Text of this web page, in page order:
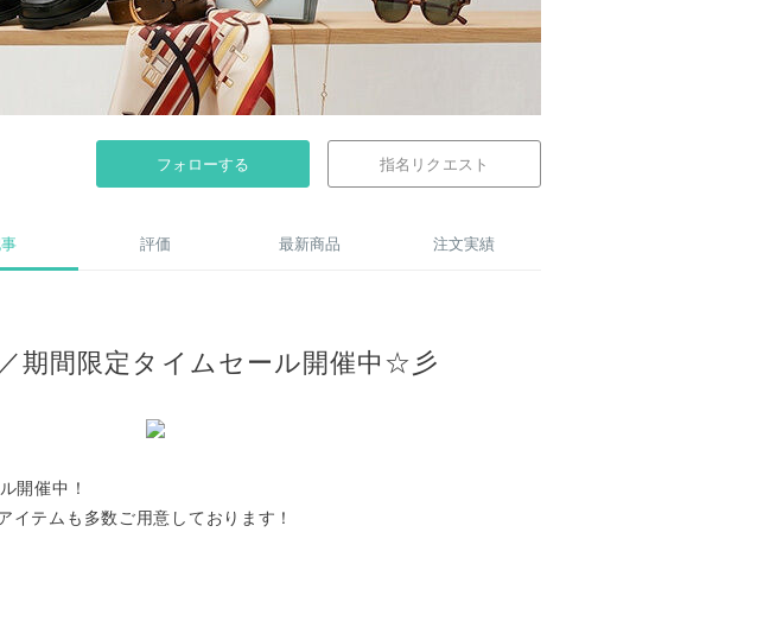
フォローする 指名リクエスト
評価 最新商品 注文実績
期間限定タイムセール開催中☆彡
開催中！
イテムも多数ご用意しております！